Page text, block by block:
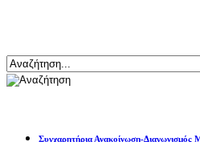
Συγχαρητήρια Ανακοίνωση-